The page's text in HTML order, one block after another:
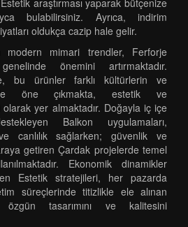
araştırması yaparak bütçenize
bulabilirsiniz. Ayrıca, indirim
oldukça cazip hale gelir.
modern mimari trendler, Ferforje
önemini artırmaktadır.
bu ürünler farklı kültürlerin ve
öne çıkmakta, estetik ve
yer almaktadır. Doğayla iç içe
Balkon uygulamaları,
canlılık sağlarken; güvenlik ve
getiren Çardak projelerde temel
Ekonomik dinamikler
Estetik stratejileri, her pazarda
süreçlerinde titizlikle ele alınan
tasarımını ve kalitesini